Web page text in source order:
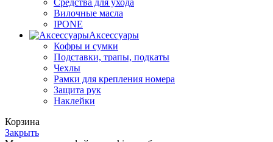
Средства для ухода
Вилочные масла
IPONE
Аксессуары
Кофры и сумки
Подставки, трапы, подкаты
Чехлы
Рамки для крепления номера
Защита рук
Наклейки
Корзина
Закрыть